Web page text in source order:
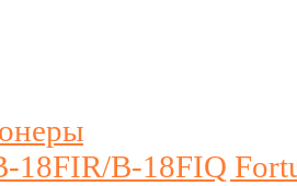
18FIR/B-18FIQ